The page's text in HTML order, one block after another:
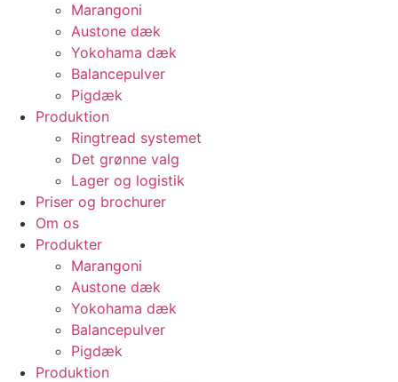
Marangoni
Austone dæk
Yokohama dæk
Balancepulver
Pigdæk
Produktion
Ringtread systemet
Det grønne valg
Lager og logistik
Priser og brochurer
Om os
Produkter
Marangoni
Austone dæk
Yokohama dæk
Balancepulver
Pigdæk
Produktion